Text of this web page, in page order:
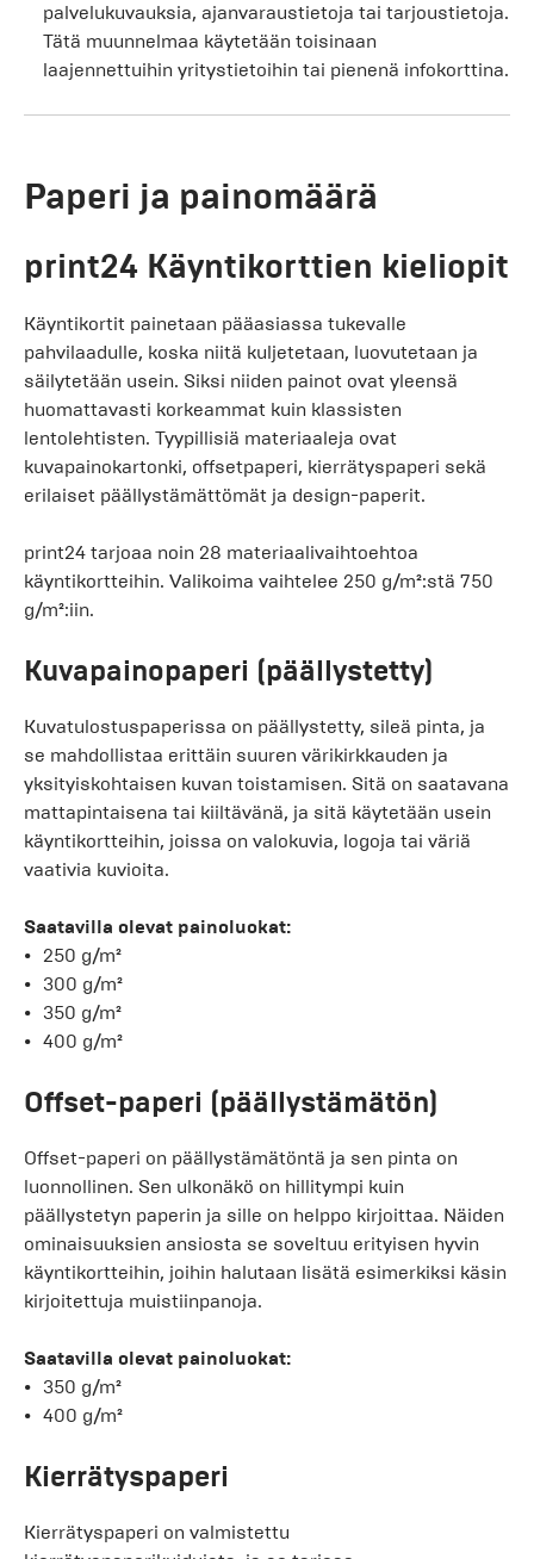
palvelukuvauksia, ajanvaraustietoja tai tarjoustietoja.
Tätä muunnelmaa käytetään toisinaan
laajennettuihin yritystietoihin tai pienenä infokorttina.
Paperi ja painomäärä
print24 Käyntikorttien kieliopit
Käyntikortit painetaan pääasiassa tukevalle
pahvilaadulle, koska niitä kuljetetaan, luovutetaan ja
säilytetään usein. Siksi niiden painot ovat yleensä
huomattavasti korkeammat kuin klassisten
lentolehtisten. Tyypillisiä materiaaleja ovat
kuvapainokartonki, offsetpaperi, kierrätyspaperi sekä
erilaiset päällystämättömät ja design-paperit.
print24 tarjoaa noin 28 materiaalivaihtoehtoa
käyntikortteihin. Valikoima vaihtelee 250 g/m²:stä 750
g/m²:iin.
Kuvapainopaperi (päällystetty)
Kuvatulostuspaperissa on päällystetty, sileä pinta, ja
se mahdollistaa erittäin suuren värikirkkauden ja
yksityiskohtaisen kuvan toistamisen. Sitä on saatavana
mattapintaisena tai kiiltävänä, ja sitä käytetään usein
käyntikortteihin, joissa on valokuvia, logoja tai väriä
vaativia kuvioita.
Saatavilla olevat painoluokat:
250 g/m²
300 g/m²
350 g/m²
400 g/m²
Offset-paperi (päällystämätön)
Offset-paperi on päällystämätöntä ja sen pinta on
luonnollinen. Sen ulkonäkö on hillitympi kuin
päällystetyn paperin ja sille on helppo kirjoittaa. Näiden
ominaisuuksien ansiosta se soveltuu erityisen hyvin
käyntikortteihin, joihin halutaan lisätä esimerkiksi käsin
kirjoitettuja muistiinpanoja.
Saatavilla olevat painoluokat:
350 g/m²
400 g/m²
Kierrätyspaperi
Kierrätyspaperi on valmistettu